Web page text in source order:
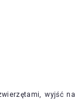
wyjść na